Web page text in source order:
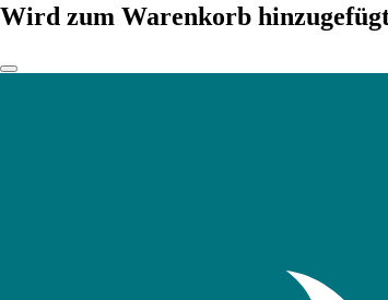
Wird zum Warenkorb